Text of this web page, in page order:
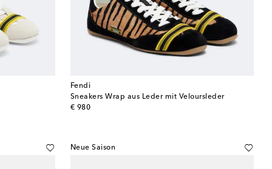
Fendi
Sneakers Wrap aus Leder mit Veloursleder
€ 980
original price
Neue Saison